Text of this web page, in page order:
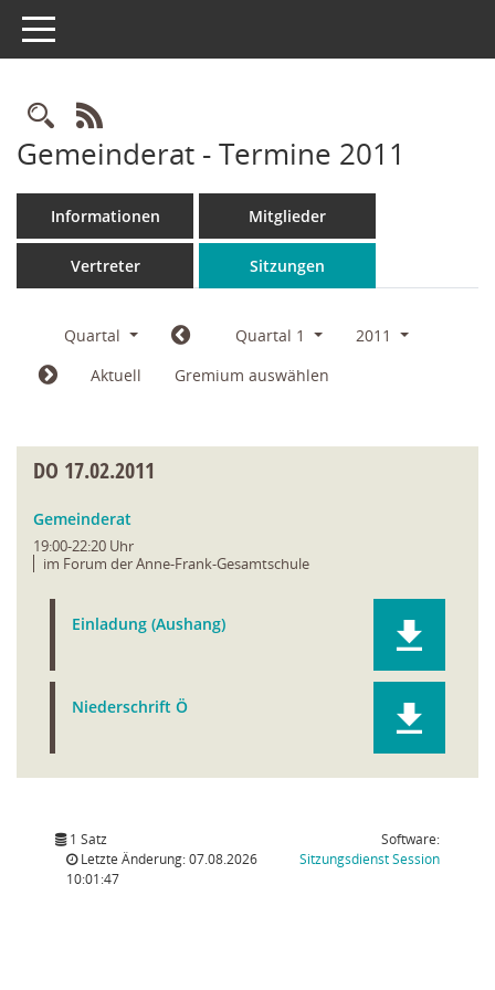
Toggle navigation
Rechercheauswahl
RSS-Feed
Gemeinderat - Termine 2011
Informationen Mitglieder
Vertreter Sitzungen
Quartal Quartal 1
2011
Aktuell
Gremium auswählen
DO 17.02.2011
Gemeinderat
19:00-22:20 Uhr
im Forum der Anne-Frank-Gesamtschule
Einladung (Aushang)
Niederschrift Ö
1 Satz
Letzte Änderung: 07.08.2026
10:01:47
Software:
SitzungsdienstSession(Wird in